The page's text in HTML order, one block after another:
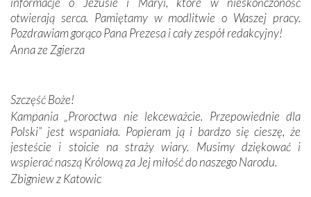
Krzyżową w ich rodzinnych stronach, odwiedziliśmy
domy, w których żyli.
W miejscu objawień Matki Bożej zapaliliśmy świece
Podczas tej kilkudniowej wyprawy na każdym kroku
spotykaliśmy się z serdeczną otwartością
Portugalczyków. Podziwialiśmy ich ludową sztukę i
zwyczaje. Mimo że nasze kraje są od siebie bardzo
oddalone, w żaden sposób nie czuliśmy się obco.
Sprawiła to oczywiście sama Matka Boża, ale też
kulturowa bliskość biorąca swój początek w naszej
otwierają serca. Pamiętamy w modlitwie o Waszej pracy.
Pozdrawiam gorąco Pana Prezesa i cały zespół redakcyjny!
Anna ze Zgierza
Szczęść Boże!
Kampania „Proroctwa nie lekceważcie. Przepowiednie dla
Polski” jest wspaniała. Popieram ją i bardzo się cieszę, że
jesteście i stoicie na straży wiary. Musimy dziękować i
wspierać naszą Królową za Jej miłość do naszego Narodu.
Zbigniew z Katowic